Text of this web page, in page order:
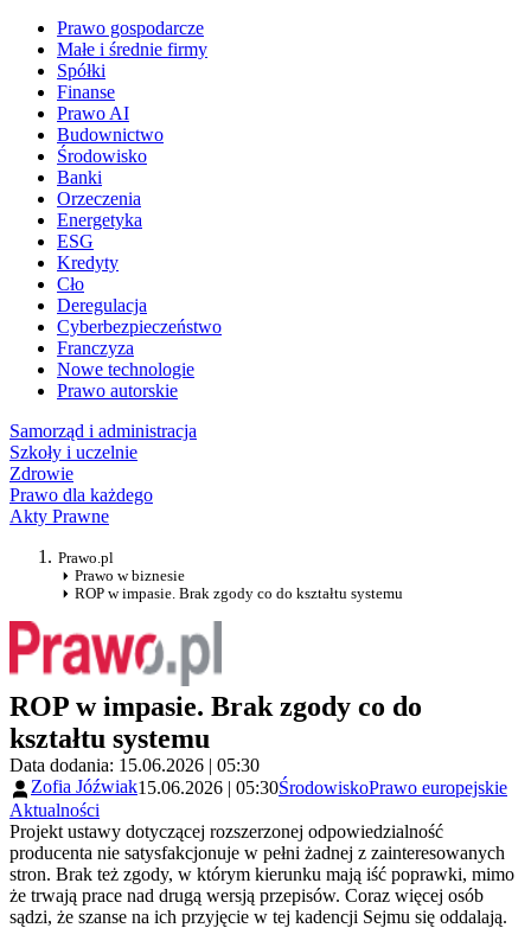
Prawo gospodarcze
Małe i średnie firmy
Spółki
Finanse
Prawo AI
Budownictwo
Środowisko
Banki
Orzeczenia
Energetyka
ESG
Kredyty
Cło
Deregulacja
Cyberbezpieczeństwo
Franczyza
Nowe technologie
Prawo autorskie
Samorząd i administracja
Szkoły i uczelnie
Zdrowie
Prawo dla każdego
Akty Prawne
Prawo.pl
Prawo w biznesie
ROP w impasie. Brak zgody co do kształtu systemu
ROP w impasie. Brak zgody co do
kształtu systemu
Data dodania: 15.06.2026 | 05:30
Zofia Jóźwiak15.06.2026 | 05:30ŚrodowiskoPrawo europejskie
Aktualności
Projekt ustawy dotyczącej rozszerzonej odpowiedzialność
producenta nie satysfakcjonuje w pełni żadnej z zainteresowanych
stron. Brak też zgody, w którym kierunku mają iść poprawki, mimo
że trwają prace nad drugą wersją przepisów. Coraz więcej osób
sądzi, że szanse na ich przyjęcie w tej kadencji Sejmu się oddalają.